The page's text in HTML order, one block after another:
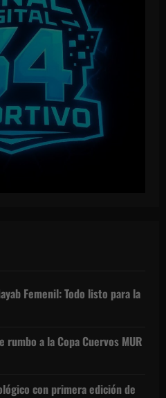
Femenil: Todo listo para la
a la Copa Cuervos MUR
con primera edición de